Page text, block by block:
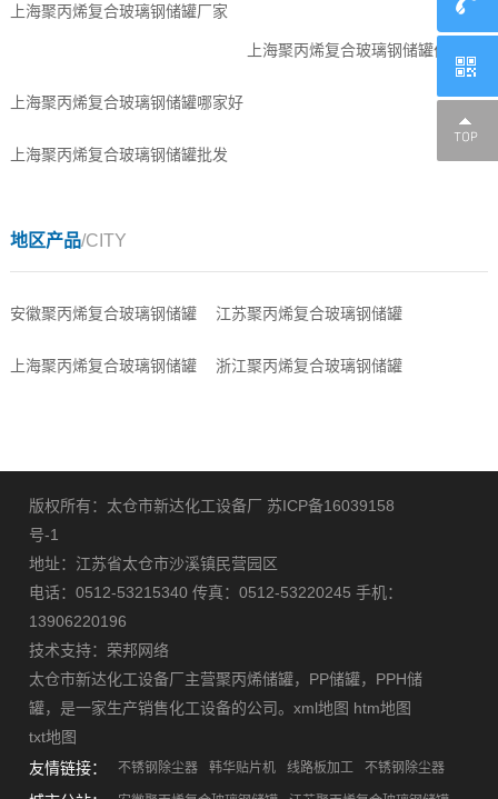
上海聚丙烯复合玻璃钢储罐厂家
上海聚丙烯复合玻璃钢储罐价格
上海聚丙烯复合玻璃钢储罐哪家好
上海聚丙烯复合玻璃钢储罐批发
地区产品/CITY
安徽聚丙烯复合玻璃钢储罐 江苏聚丙烯复合玻璃钢储罐
上海聚丙烯复合玻璃钢储罐 浙江聚丙烯复合玻璃钢储罐
版权所有：太仓市新达化工设备厂 苏ICP备16039158
号-1
地址：江苏省太仓市沙溪镇民营园区
电话：0512-53215340 传真：0512-53220245 手机：
13906220196
技术支持： 荣邦网络
太仓市新达化工设备厂主营聚丙烯储罐， PP储罐， PPH储
罐，是一家生产销售化工设备的公司。xml地图 htm地图
txt地图
友情链接：
不锈钢除尘器 韩华贴片机 线路板加工 不锈钢除尘器